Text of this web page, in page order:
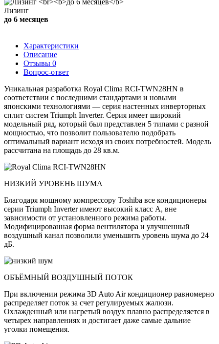
Лизинг
до 6 месяцев
Характеристики
Описание
Отзывы 0
Вопрос-ответ
Уникальная разработка Royal Clima RCI-TWN28HN в
соответствии с последними стандартами и новыми
японскими технологиями — серия настенных инверторных
сплит систем Triumph Inverter. Серия имеет широкий
модельный ряд, который был представлен 5 типами с разной
мощностью, что позволит пользователю подобрать
оптимальный вариант исходя из своих потребностей. Модель
рассчитана на площадь до 28 кв.м.
НИЗКИЙ УРОВЕНЬ ШУМА
Благодаря мощному компрессору Toshiba все кондиционеры
серии Triumph Inverter имеют высокий класс А, вне
зависимости от установленного режима работы.
Модифицированная форма вентилятора и улучшенный
воздушный канал позволили уменьшить уровень шума до 24
дБ.
ОБЪЁМНЫЙ ВОЗДУШНЫЙ ПОТОК
При включении режима 3D Auto Air кондиционер равномерно
распределяет поток за счет регулируемых жалюзи.
Охлажденный или нагретый воздух плавно распределяется в
четырех направлениях и достигает даже самые дальние
уголки помещения.